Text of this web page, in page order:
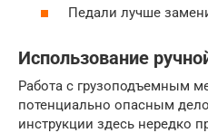
Педали лучше
Использование
Работа с грузоподъемным
потенциально опасным
инструкции здесь нередко